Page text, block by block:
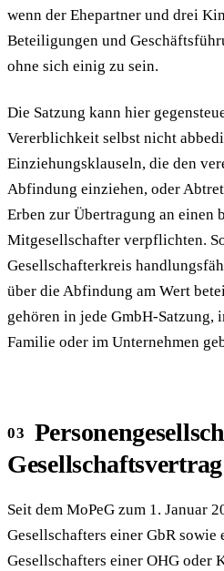
wenn der Ehepartner und drei
Beteiligungen und
ohne sich einig zu sein.
Die Satzung kann hier
Vererblichkeit selbst nicht
Einziehungsklauseln, die den
Abfindung einziehen, oder
Erben zur Übertragung an einen
Mitgesellschafter verpflichten.
Gesellschafterkreis
über die Abfindung am Wert
gehören in jede GmbH-
Familie oder im Unternehmen
Seit dem MoPeG zum 1. Januar
Gesellschafters einer GbR
Gesellschafters einer OHG oder